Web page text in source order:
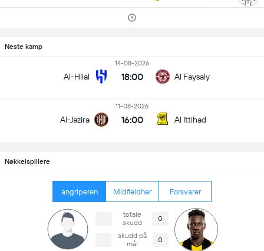
Neste kamp
Al-Hilal
14-08-2026
18:00 Al Faysaly
Al-Jazira
11-08-2026
16:00 Al Ittihad
Nøkkelspillere
angriperen Midfieldher Forsvarer
totale
skudd
0
skudd på
mål
0